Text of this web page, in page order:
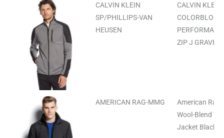
CALVIN KLEIN
SP/PHILLIPS-VAN
HEUSEN
CALVIN KLEIN
ZIP J GRAVEL
AMERICAN RAG-MMG
American Rag
Wool-Blend
Jacket Black